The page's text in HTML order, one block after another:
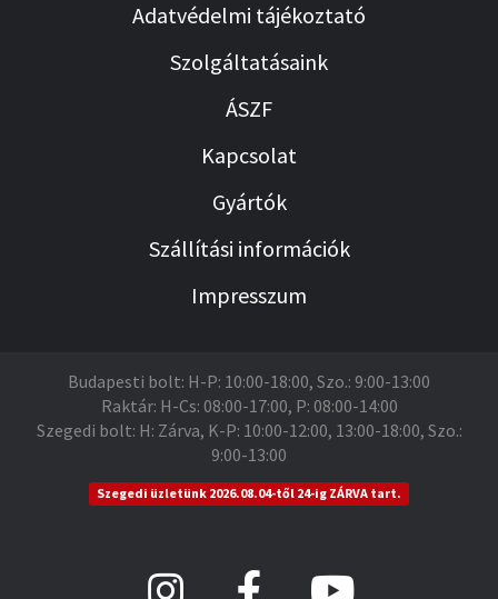
Adatvédelmi tájékoztató
Szolgáltatásaink
ÁSZF
Kapcsolat
Gyártók
Szállítási információk
Impresszum
Budapesti bolt: H-P: 10:00-18:00, Szo.: 9:00-13:00
Raktár: H-Cs: 08:00-17:00, P: 08:00-14:00
Szegedi bolt: H: Zárva, K-P: 10:00-12:00, 13:00-18:00, Szo.:
9:00-13:00
Szegedi üzletünk 2026.08.04-től 24-ig ZÁRVA tart.